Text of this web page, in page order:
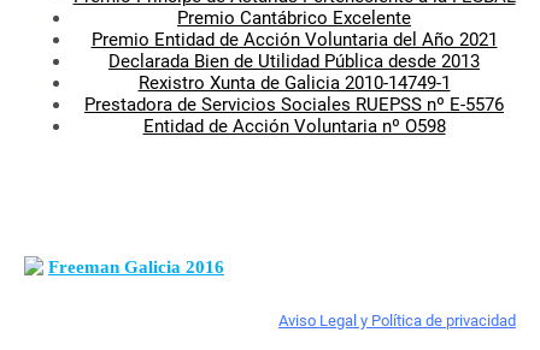
Premio Cantábrico Excelente
Premio Entidad de Acción Voluntaria del Año 2021
Declarada Bien de Utilidad Pública desde 2013
Rexistro Xunta de Galicia 2010-14749-1
Prestadora de Servicios Sociales RUEPSS nº E-5576
Entidad de Acción Voluntaria nº O598
Freeman Galicia 2016
Aviso Legal y Política de privacidad